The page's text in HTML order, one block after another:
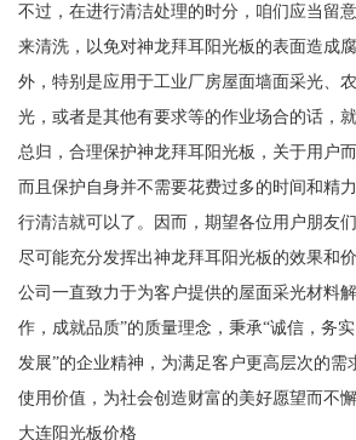
不过，在进行清洁处理的时分，咱们应当留
来清洗，以免对神龙拜耳阳光板的表面造成
外，特别是应用于工业厂房屋面墙面采光、
光，或者是其他有要求等的作业场合的话，
总归，合理保护神龙拜耳阳光板，关于用户
而且保护自身并不需要花费过多的时间和精
行清洁就可以了。因而，期望各位用户朋友
尽可能充分发挥出神龙拜耳阳光板的效果和价
公司一直致力于为客户提供的屋面采光材料
作，成就品质”的质量理念，秉承“诚信，务
发展”的企业精神，为满足客户更高层次的需
使用价值，为社会创造财富的美好愿望而不
大连阳光板价格